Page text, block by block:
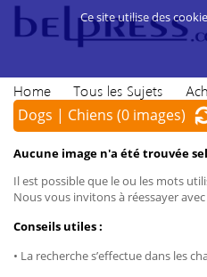
Home Tous les Sujets
Dogs | Chiens (0 images)
Aucune image n'a été trouvée
Il est possible que le ou les mots
Nous vous invitons à réessayer
Conseils utiles :
• La recherche s’effectue dans les
Ce site utilise des